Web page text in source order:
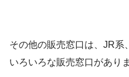
その他の販売窓口は、JR系
いろいろな販売窓口がありま